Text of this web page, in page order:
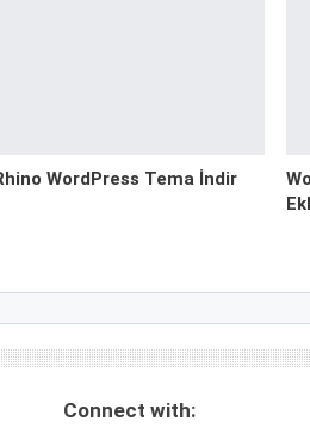
WordPress Tema İndir
Connect with: